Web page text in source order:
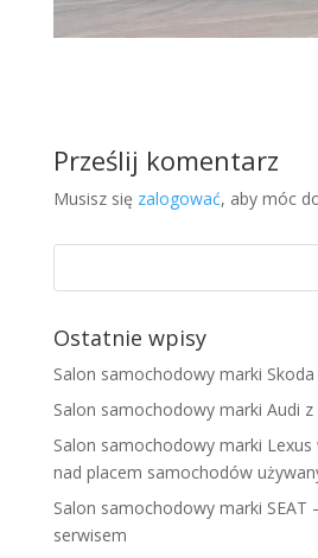
Prześlij komentarz
Musisz się zalogować, aby móc
Ostatnie wpisy
Salon samochodowy marki
Salon samochodowy marki Audi
Salon samochodowy marki Lexus
nad placem samochodów
Salon samochodowy marki SEAT
serwisem